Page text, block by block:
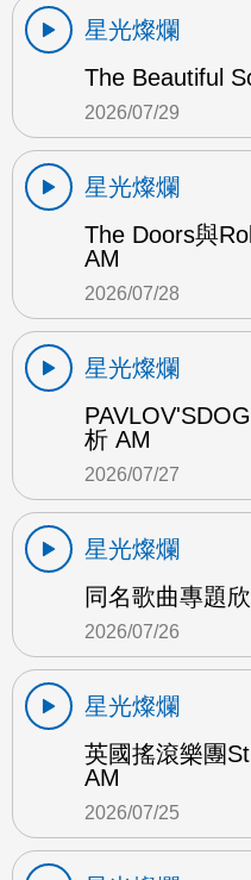
星光燦爛
The Beautiful
2026/07/29
星光燦爛
The Doors與
AM
2026/07/28
星光燦爛
析 AM
2026/07/27
星光燦爛
同名歌曲專題
2026/07/26
星光燦爛
英國搖滾樂團
AM
2026/07/25